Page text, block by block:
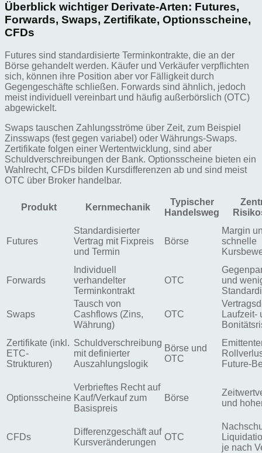
Überblick wichtiger Derivate-Arten: Futures,
Forwards, Swaps, Zertifikate, Optionsscheine,
CFDs
Futures sind standardisierte Terminkontrakte, die an der
Börse gehandelt werden. Käufer und Verkäufer verpflichten
sich, können ihre Position aber vor Fälligkeit durch
Gegengeschäfte schließen. Forwards sind ähnlich, jedoch
meist individuell vereinbart und häufig außerbörslich (OTC)
abgewickelt.
Swaps tauschen Zahlungsströme über Zeit, zum Beispiel
Zinsswaps (fest gegen variabel) oder Währungs-Swaps.
Zertifikate folgen einer Wertentwicklung, sind aber
Schuldverschreibungen der Bank. Optionsscheine bieten ein
Wahlrecht, CFDs bilden Kursdifferenzen ab und sind meist
OTC über Broker handelbar.
Produkt Kernmechanik
Typischer
Handelsweg
Futures
Standardisierter
Vertrag mit Fixpreis
und Termin
Börse
Margin
schnelle
Forwards
Individuell
verhandelter
Terminkontrakt
OTC
und
Swaps
Tausch von
Cashflows (Zins,
Währung)
OTC
Laufzeit-
Zertifikate (inkl.
ETC-
Strukturen)
Schuldverschreibung
mit definierter
Auszahlungslogik
Börse und
OTC
Future-
Optionsscheine
Verbrieftes Recht auf
Kauf/Verkauf zum
Basispreis
Börse
und
CFDs
Differenzgeschäft auf
Kursveränderungen
OTC
je nach